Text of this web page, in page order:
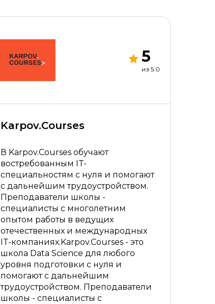
5
из 5.0
Karpov.Courses
В Karpov.Courses обучают
востребованным IT-
специальностям с нуля и помогают
с дальнейшим трудоустройством.
Преподаватели школы -
специалисты с многолетним
опытом работы в ведущих
отечественных и международных
IT-компаниях.Karpov.Courses - это
школа Data Science для любого
уровня подготовки с нуля и
помогают с дальнейшим
трудоустройством. Преподаватели
школы - специалисты с